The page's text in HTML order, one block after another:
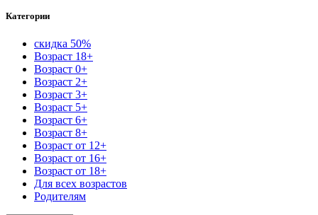
Категории
скидка 50%
Возраст 18+
Возраст 0+
Возраст 2+
Возраст 3+
Возраст 5+
Возраст 6+
Возраст 8+
Возраст от 12+
Возраст от 16+
Возраст от 18+
Для всех возрастов
Родителям